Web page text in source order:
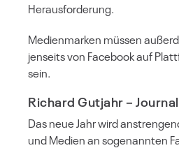
Herausforderung.
Medienmarken müssen
jenseits von Facebook auf
sein.
Richard Gutjahr –
Das neue Jahr wird
und Medien an sogenannten